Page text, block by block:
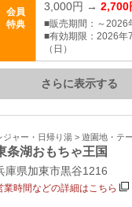
会員
特典
3,000円 → 2,700
■販売期間：～2026
■有効期限：2026年
（日）
さらに表示する
ジャー・日帰り湯 > 遊園地・テ
条湖おもちゃ王国
庫県加東市黒谷1216
業時間などの詳細はこちら